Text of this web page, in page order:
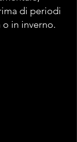
di periodi
in inverno.